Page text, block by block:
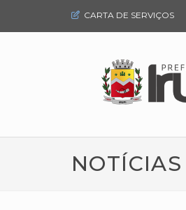
CARTA DE SERVIÇOS
NOTÍCIAS